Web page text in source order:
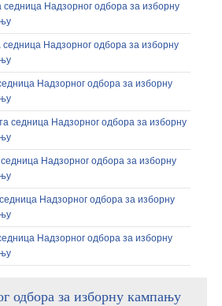
Надзорног одбора за изборну
седница Надзорног одбора за изборну
Надзорног одбора за изборну
седница Надзорног одбора за изборну
Надзорног одбора за изборну
Надзорног одбора за изборну
Надзорног одбора за изборну
одбора за изборну кампању